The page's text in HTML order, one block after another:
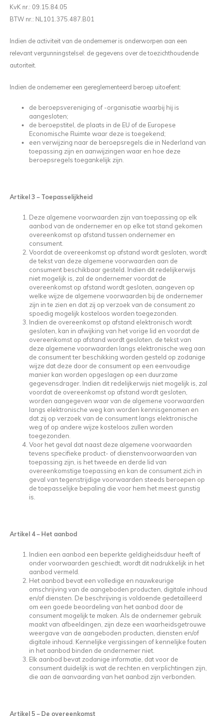
KvK nr.: 09.15.84.05
BTW nr.: NL101.375.487.B01
Indien de activiteit van de ondernemer is onderworpen aan een
relevant vergunningstelsel: de gegevens over de toezichthoudende
autoriteit.
Indien de ondernemer een gereglementeerd beroep uitoefent:
de beroepsvereniging of -organisatie waarbij hij is
aangesloten;
de beroepstitel, de plaats in de EU of de Europese
Economische Ruimte waar deze is toegekend;
een verwijzing naar de beroepsregels die in Nederland van
toepassing zijn en aanwijzingen waar en hoe deze
beroepsregels toegankelijk zijn.
Artikel 3 – Toepasselijkheid
Deze algemene voorwaarden zijn van toepassing op elk
aanbod van de ondernemer en op elke tot stand gekomen
overeenkomst op afstand tussen ondernemer en
consument.
Voordat de overeenkomst op afstand wordt gesloten, wordt
de tekst van deze algemene voorwaarden aan de
consument beschikbaar gesteld. Indien dit redelijkerwijs
niet mogelijk is, zal de ondernemer voordat de
overeenkomst op afstand wordt gesloten, aangeven op
welke wijze de algemene voorwaarden bij de ondernemer
zijn in te zien en dat zij op verzoek van de consument zo
spoedig mogelijk kosteloos worden toegezonden.
Indien de overeenkomst op afstand elektronisch wordt
gesloten, kan in afwijking van het vorige lid en voordat de
overeenkomst op afstand wordt gesloten, de tekst van
deze algemene voorwaarden langs elektronische weg aan
de consument ter beschikking worden gesteld op zodanige
wijze dat deze door de consument op een eenvoudige
manier kan worden opgeslagen op een duurzame
gegevensdrager. Indien dit redelijkerwijs niet mogelijk is, zal
voordat de overeenkomst op afstand wordt gesloten,
worden aangegeven waar van de algemene voorwaarden
langs elektronische weg kan worden kennisgenomen en
dat zij op verzoek van de consument langs elektronische
weg of op andere wijze kosteloos zullen worden
toegezonden.
Voor het geval dat naast deze algemene voorwaarden
tevens specifieke product- of dienstenvoorwaarden van
toepassing zijn, is het tweede en derde lid van
overeenkomstige toepassing en kan de consument zich in
geval van tegenstrijdige voorwaarden steeds beroepen op
de toepasselijke bepaling die voor hem het meest gunstig
is.
Artikel 4– Het aanbod
Indien een aanbod een beperkte geldigheidsduur heeft of
onder voorwaarden geschiedt, wordt dit nadrukkelijk in het
aanbod vermeld.
Het aanbod bevat een volledige en nauwkeurige
omschrijving van de aangeboden producten, digitale inhoud
en/of diensten. De beschrijving is voldoende gedetailleerd
om een goede beoordeling van het aanbod door de
consument mogelijk te maken. Als de ondernemer gebruik
maakt van afbeeldingen, zijn deze een waarheidsgetrouwe
weergave van de aangeboden producten, diensten en/of
digitale inhoud. Kennelijke vergissingen of kennelijke fouten
in het aanbod binden de ondernemer niet.
Elk aanbod bevat zodanige informatie, dat voor de
consument duidelijk is wat de rechten en verplichtingen zijn,
die aan de aanvaarding van het aanbod zijn verbonden.
Artikel 5 – De overeenkomst